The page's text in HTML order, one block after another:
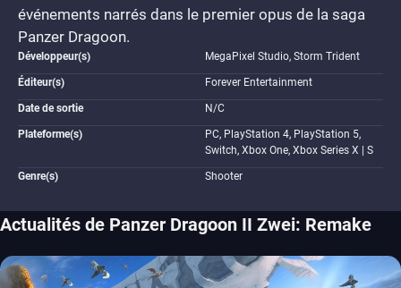
événements narrés dans le premier opus de la saga
Panzer Dragoon.
Développeur(s) MegaPixel Studio, Storm Trident
Éditeur(s) Forever Entertainment
Date de sortie N/C
Plateforme(s)
PC, PlayStation 4, PlayStation 5,
Switch, Xbox One, Xbox Series X | S
Genre(s) Shooter
Actualités de Panzer Dragoon II Zwei: Remake